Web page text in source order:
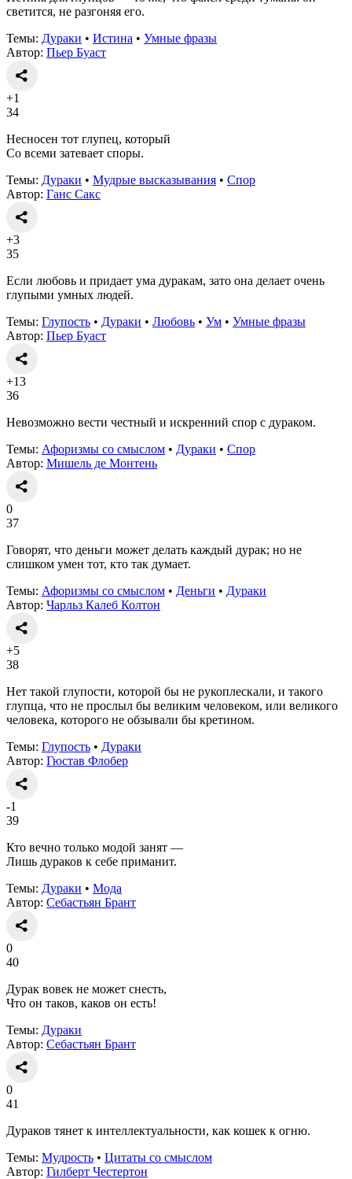
светится, не разгоняя его.
Темы: Дураки • Истина • Умные фразы
Автор: Пьер Буаст
+1
34
Несносен тот глупец, который
Со всеми затевает споры.
Темы: Дураки • Мудрые высказывания • Спор
Автор: Ганс Сакс
+3
35
Если любовь и придает ума дуракам, зато она делает очень
глупыми умных людей.
Темы: Глупость • Дураки • Любовь • Ум • Умные фразы
Автор: Пьер Буаст
+13
36
Невозможно вести честный и искренний спор с дураком.
Темы: Афоризмы со смыслом • Дураки • Спор
Автор: Мишель де Монтень
0
37
Говорят, что деньги может делать каждый дурак; но не
слишком умен тот, кто так думает.
Темы: Афоризмы со смыслом • Деньги • Дураки
Автор: Чарльз Калеб Колтон
+5
38
Нет такой глупости, которой бы не рукоплескали, и такого
глупца, что не прослыл бы великим человеком, или великого
человека, которого не обзывали бы кретином.
Темы: Глупость • Дураки
Автор: Гюстав Флобер
-1
39
Кто вечно только модой занят —
Лишь дураков к себе приманит.
Темы: Дураки • Мода
Автор: Себастьян Брант
0
40
Дурак вовек не может снесть,
Что он таков, каков он есть!
Темы: Дураки
Автор: Себастьян Брант
0
41
Дураков тянет к интеллектуальности, как кошек к огню.
Темы: Мудрость • Цитаты со смыслом
Автор: Гилберт Честертон